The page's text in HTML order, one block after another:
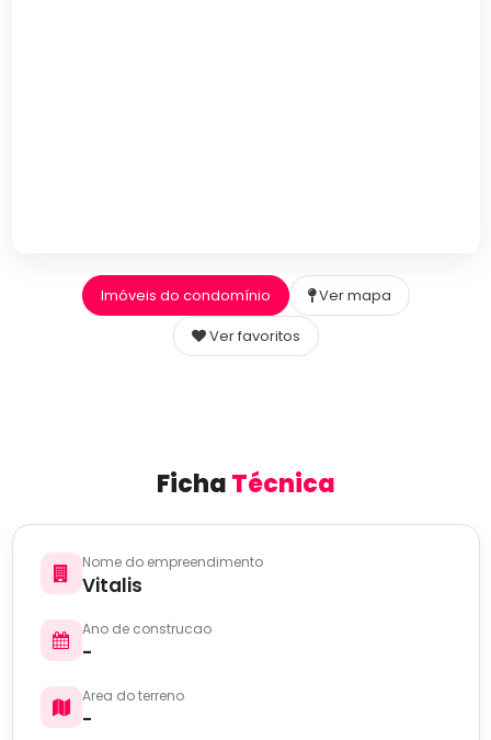
Imóveis do condomínio
Ver mapa
Ver favoritos
FichaTécnica
Nome do empreendimento
Vitalis
Ano de construcao
-
Area do terreno
-